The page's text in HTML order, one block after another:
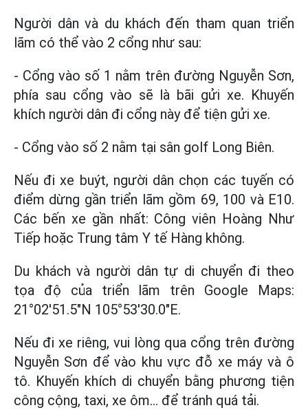
Người dân và du khách đến tham quan triển
lãm có thể vào 2 cổng như sau:
- Cổng vào số 1 nằm trên đường Nguyễn Sơn,
phía sau cổng vào sẽ là bãi gửi xe. Khuyến
khích người dân đi cổng này để tiện gửi xe.
- Cổng vào số 2 nằm tại sân golf Long Biên.
Nếu đi xe buýt, người dân chọn các tuyến có
điểm dừng gần triển lãm gồm 69, 100 và E10.
Các bến xe gần nhất: Công viên Hoàng Như
Tiếp hoặc Trung tâm Y tế Hàng không.
Du khách và người dân tự di chuyển đi theo
tọa độ của triển lãm trên Google Maps:
21°02'51.5"N 105°53'30.0"E.
Nếu đi xe riêng, vui lòng qua cổng trên đường
Nguyễn Sơn để vào khu vực đỗ xe máy và ô
tô. Khuyến khích di chuyển bằng phương tiện
công cộng, taxi, xe ôm… để tránh quá tải.